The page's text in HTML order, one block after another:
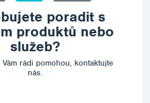
poradit s
produktů nebo
služeb?
rádi pomohou, kontaktujte
nás.